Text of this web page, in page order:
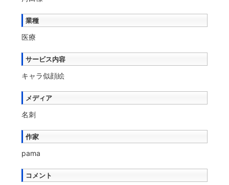
業種
医療
サービス内容
キャラ似顔絵
メディア
名刺
作家
pama
コメント